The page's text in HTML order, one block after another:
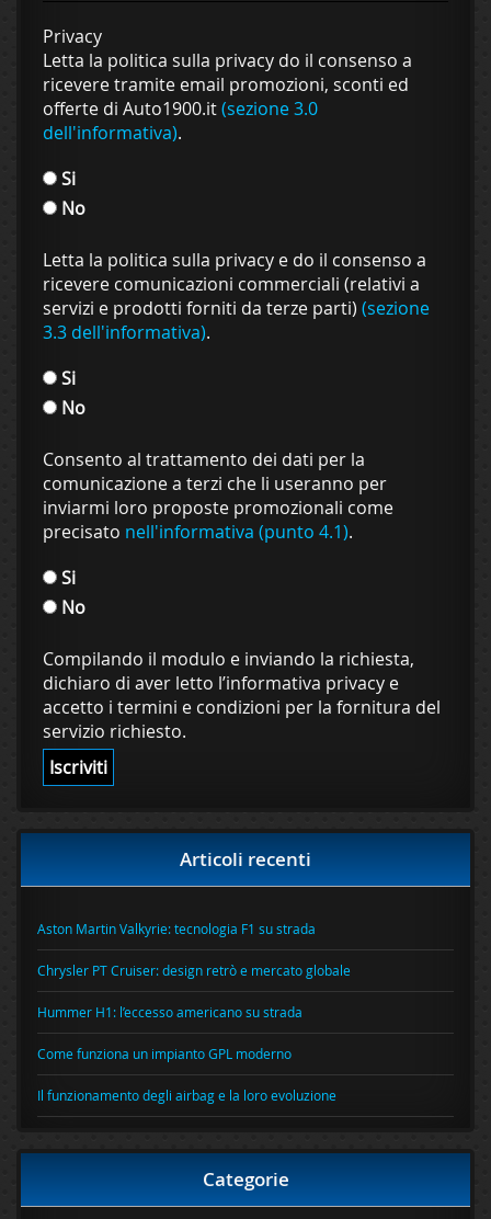
Privacy
Letta la politica sulla privacy do il consenso a
ricevere tramite email promozioni, sconti ed
offerte di Auto1900.it(sezione 3.0
dell'informativa).
Si
No
Letta la politica sulla privacy e do il consenso a
ricevere comunicazioni commerciali (relativi a
servizi e prodotti forniti da terze parti) (sezione
3.3 dell'informativa).
Si
No
Consento al trattamento dei dati per la
comunicazione a terzi che li useranno per
inviarmi loro proposte promozionali come
precisato nell'informativa (punto 4.1).
Si
No
Compilando il modulo e inviando la richiesta,
dichiaro di aver letto l’informativa privacy e
accetto i termini e condizioni per la fornitura del
servizio richiesto.
Articoli recenti
Aston Martin Valkyrie: tecnologia F1 su strada
Chrysler PT Cruiser: design retrò e mercato globale
Hummer H1: l’eccesso americano su strada
Come funziona un impianto GPL moderno
Il funzionamento degli airbag e la loro evoluzione
Categorie